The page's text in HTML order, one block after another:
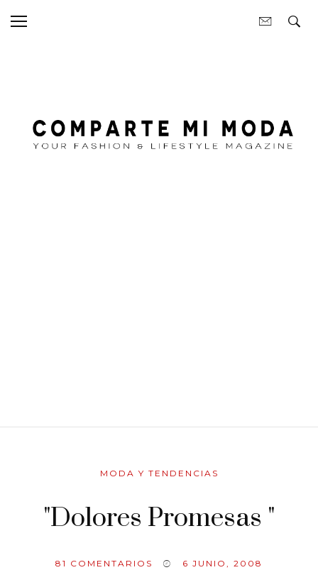
MODA Y TENDENCIAS
"Dolores Promesas "
81 COMENTARIOS 6 JUNIO, 2008